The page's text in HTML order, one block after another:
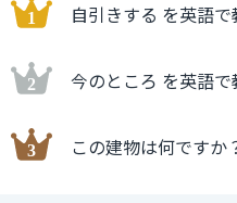
自引きする を英語
今のところ を英語で
この建物は何ですか